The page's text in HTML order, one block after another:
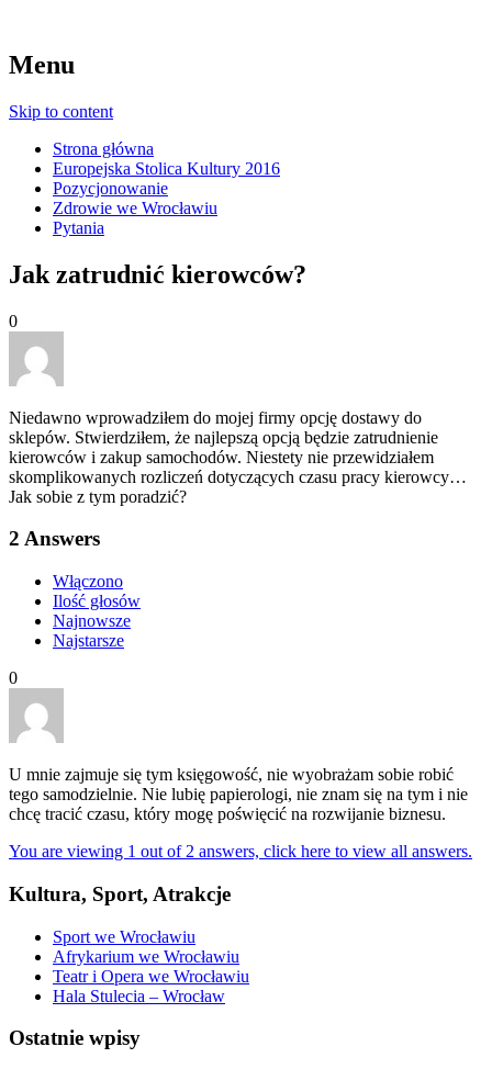
Menu
Skip to content
Strona główna
Europejska Stolica Kultury 2016
Pozycjonowanie
Zdrowie we Wrocławiu
Pytania
Jak zatrudnić kierowców?
0
Niedawno wprowadziłem do mojej firmy opcję dostawy do
sklepów. Stwierdziłem, że najlepszą opcją będzie zatrudnienie
kierowców i zakup samochodów. Niestety nie przewidziałem
skomplikowanych rozliczeń dotyczących czasu pracy kierowcy…
Jak sobie z tym poradzić?
2 Answers
Włączono
Ilość głosów
Najnowsze
Najstarsze
0
U mnie zajmuje się tym księgowość, nie wyobrażam sobie robić
tego samodzielnie. Nie lubię papierologi, nie znam się na tym i nie
chcę tracić czasu, który mogę poświęcić na rozwijanie biznesu.
You are viewing 1 out of 2 answers, click here to view all answers.
Kultura, Sport, Atrakcje
Sport we Wrocławiu
Afrykarium we Wrocławiu
Teatr i Opera we Wrocławiu
Hala Stulecia – Wrocław
Ostatnie wpisy